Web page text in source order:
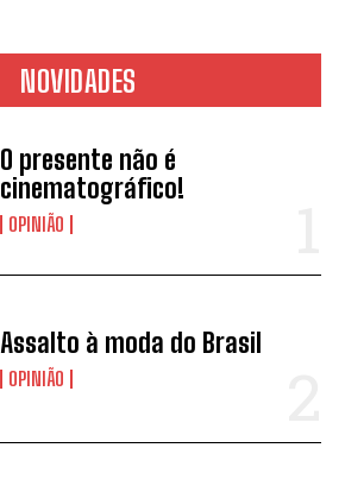
NOVIDADES
O presente não é
cinematográfico!
OPINIÃO
Assalto à moda do Brasil
OPINIÃO